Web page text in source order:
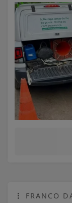
FRANCO